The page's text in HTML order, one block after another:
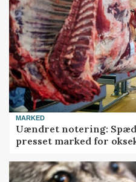
MARKED
Uændret notering:
presset marked for